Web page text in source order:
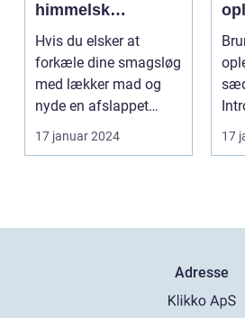
himmelsk
oplevelse i hjertet
af Danmark
Hvis du elsker at
forkæle dine smagsløg
med lækker mad og
nyde en afslappet
atmosfære, så er
brunch ...
17 januar 2024 17
Adresse